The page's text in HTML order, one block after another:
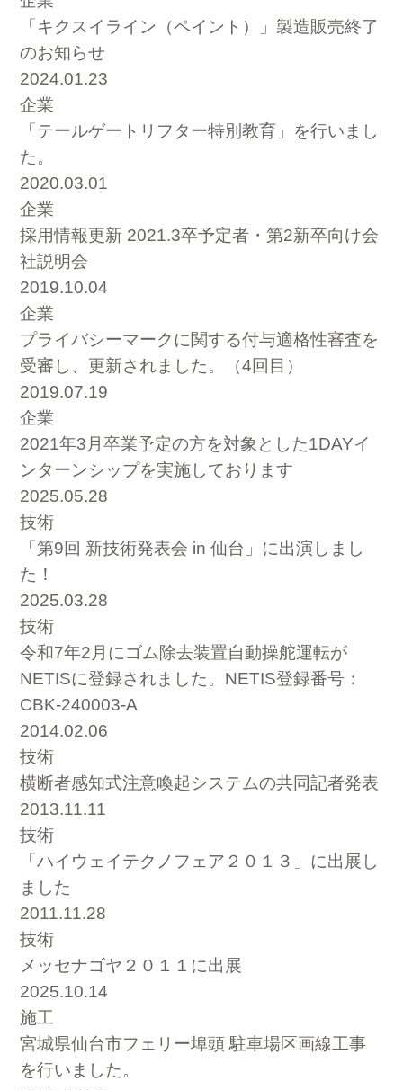
「キクスイライン（ペイント）」製造販売終了
のお知らせ
2024.01.23
企業
「テールゲートリフター特別教育」を行いまし
た。
2020.03.01
企業
採用情報更新 2021.3卒予定者・第2新卒向け会
社説明会
2019.10.04
企業
プライバシーマークに関する付与適格性審査を
受審し、更新されました。（4回目）
2019.07.19
企業
2021年3月卒業予定の方を対象とした1DAYイ
ンターンシップを実施しております
2025.05.28
技術
「第9回 新技術発表会 in 仙台」に出演しまし
た！
2025.03.28
技術
令和7年2月にゴム除去装置自動操舵運転が
NETISに登録されました。NETIS登録番号：
CBK-240003-A
2014.02.06
技術
横断者感知式注意喚起システムの共同記者発表
2013.11.11
技術
「ハイウェイテクノフェア２０１３」に出展し
ました
2011.11.28
技術
メッセナゴヤ２０１１に出展
2025.10.14
施工
宮城県仙台市フェリー埠頭 駐車場区画線工事
を行いました。